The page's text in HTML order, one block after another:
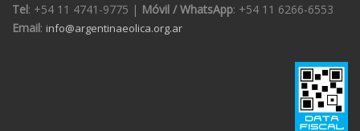
Tel: +54 11 4741-9775 | Móvil / WhatsApp: +54 11 6266-6553
Email: info@argentinaeolica.org.ar